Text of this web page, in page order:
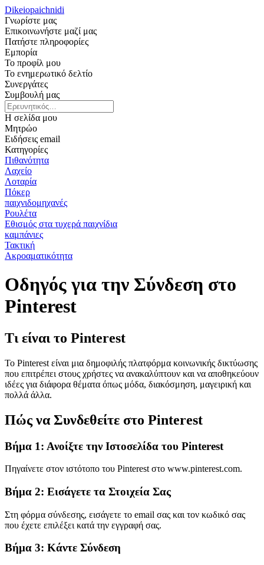
Dikeiopaichnidi
Γνωρίστε μας
Επικοινωνήστε μαζί μας
Πατήστε πληροφορίες
Εμπορία
Το προφίλ μου
Το ενημερωτικό δελτίο
Συνεργάτες
Συμβουλή μας
Η σελίδα μου
Μητρώο
Ειδήσεις email
Κατηγορίες
Πιθανότητα
Λαχείο
Λοταρία
Πόκερ
παιχνιδομηχανές
Ρουλέτα
Εθισμός στα τυχερά παιχνίδια
καμπάνιες
Τακτική
Ακροαματικότητα
Οδηγός για την Σύνδεση στο
Pinterest
Τι είναι το Pinterest
Το Pinterest είναι μια δημοφιλής πλατφόρμα κοινωνικής δικτύωσης
που επιτρέπει στους χρήστες να ανακαλύπτουν και να αποθηκεύουν
ιδέες για διάφορα θέματα όπως μόδα, διακόσμηση, μαγειρική και
πολλά άλλα.
Πώς να Συνδεθείτε στο Pinterest
Βήμα 1: Ανοίξτε την Ιστοσελίδα του Pinterest
Πηγαίνετε στον ιστότοπο του Pinterest στο www.pinterest.com.
Βήμα 2: Εισάγετε τα Στοιχεία Σας
Στη φόρμα σύνδεσης, εισάγετε το email σας και τον κωδικό σας
που έχετε επιλέξει κατά την εγγραφή σας.
Βήμα 3: Κάντε Σύνδεση